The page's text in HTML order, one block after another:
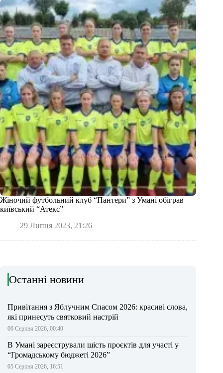
Жіночий футбольний клуб “Пантери” з Умані обіграв
київський “Атекс”
29 Липня 2023, 21:26
Останні новини
Привітання з Яблучним Спасом 2026: красиві слова,
які принесуть святковий настрій
06 Серпня 2026, 00:40
В Умані зареєстрували шість проєктів для участі у
“Громадському бюджеті 2026”
05 Серпня 2026, 16:51